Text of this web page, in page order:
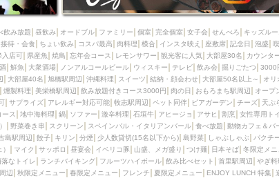
アジア・エスニック 熱燗 生け簀 獺祭 イタリアン
以下から) しゃぶしゃぶ パクチー 炉端焼き
ビール ウェディング 58KACHA-SEA
バイキング（ビュ
豚 山盛、メガ盛り つけ麺 日本そば 冬限定メニュー
もんじゃ オーガニック プレミアムフライデー
牛串焼き
フルーツハイボール 飲み比べセット 首里駅周辺
や
おばんざい チーズタッカルビ 奥武山公園駅周辺
小
ニュー フレンチ 夏限定メニュー ENJOY LUNCH 特集
那覇空港駅周辺 儀保駅周辺
飲み放題 昼飲み オードブル ファミリー 個室 完全個室 女子会 せんべろ キッズルー
接待・会食 ちょい飲み コスパ最高 肉料理 模合 インスタ映え 座敷席 記念日 泡盛
入店可 県産魚 焼鳥 忘年会コース レモンサワー 観光客に人気 大部屋30名 カウンタ
鮮魚 大衆酒場 ノンアルコールビール ウィスキー テレビ 飲み会 掘りごたつ 3000
大部屋40名 旭橋駅周辺 沖縄料理 スイーツ 結納・顔会わせ 大部屋50名以上～ オリ
燻製料理 美栄橋駅周辺 飲み放題付きコース3000円 肉の日 おもろまち駅周辺 オープ
サプライズ アレルギー対応可能 牧志駅周辺 ペット同伴 ビアガーデン チーズ 天ぷ
ス 地中海料理 鍋 ソファー 激辛料理 石垣牛 アヒージョ アサヒ 割烹 女性専用ト
野菜巻き串 スクリーン スペインバル・イタリアンバール 食べ放題 動物カフェ＆バ
島駅周辺 餃子 キリン 分煙 少人数貸切(15名以下から) 島野菜 しゃぶしゃぶ パクチ
マイク サッポロ 昼宴会 イベリコ豚 山盛、メガ盛り つけ麺 日本そば 冬限定メニ
なトイレ ランチバイキング フルーツハイボール 飲み比べセット 首里駅周辺 やぎ料
辺 秋限定メニュー 春限定メニュー フレンチ 夏限定メニュー ENJOY LUNCH 特集